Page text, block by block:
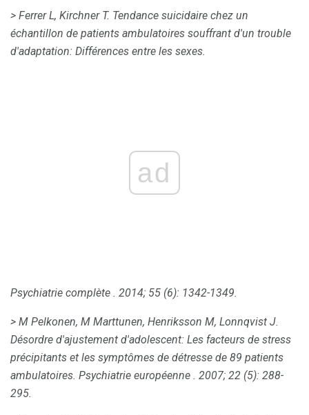
> Ferrer L, Kirchner T. Tendance suicidaire chez un
échantillon de patients ambulatoires souffrant d'un trouble
d'adaptation: Différences entre les sexes.
ad
Psychiatrie complète . 2014; 55 (6): 1342-1349.
> M Pelkonen, M Marttunen, Henriksson M, Lonnqvist J.
Désordre d'ajustement d'adolescent: Les facteurs de stress
précipitants et les symptômes de détresse de 89 patients
ambulatoires. Psychiatrie européenne . 2007; 22 (5): 288-
295.